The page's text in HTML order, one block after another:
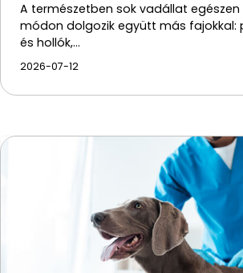
A természetben sok vadállat
módon dolgozik együtt más fajokkal:
és hollók,…
2026-07-12